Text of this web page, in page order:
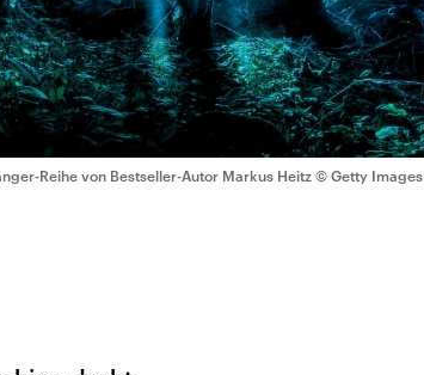
Reihe von Bestseller-Autor Markus Heitz © Getty Images